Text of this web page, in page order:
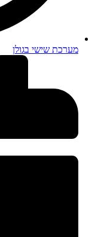
מערכת שישי בגולן